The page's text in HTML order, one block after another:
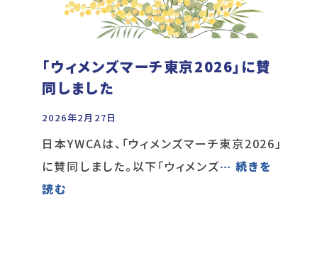
「ウィメンズマーチ東京2026」に賛
同しました
2026年2月27日
日本YWCAは、「ウィメンズマーチ東京2026」
に賛同しました。以下「ウィメンズ… 続きを
読む